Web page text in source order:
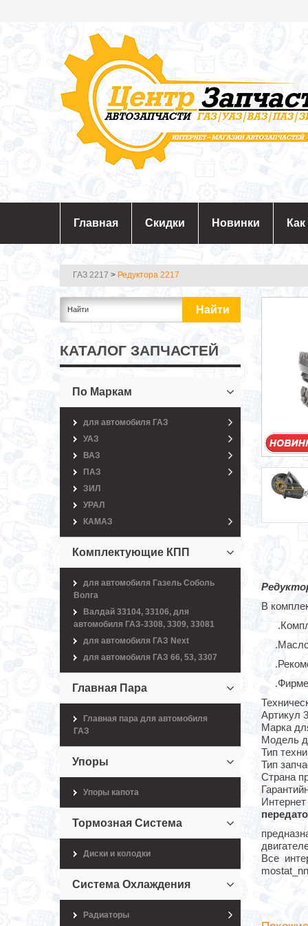
Главная Скидки Новинки
ГАЗ 2217 > Редуктора 2217
В
Артикул
Марка
Модель
Тип
Тип
Страна
Все
КАТАЛОГ ЗАПЧАСТЕЙ
По Маркам
для автомобиля ГАЗ
УАЗ
ВАЗ
ПАЗ
ЗИЛ
УРАЛ
КАМАЗ
Комплектующие КПП
для автомобиля Газель Соболь
Волга
Валдай 33104, 33106, для
автомобиля ГАЗ-3308, 3309, 33081
для автомобиля ГАЗ Next
для автомобиля ГАЗ 66, 53, 3307
Главная Пара
Главная пара для автомобиля
ГАЗ
Упоры
Упоры капота
Тормозная Система
Диски и колодки
Система Охлаждения
Радиаторы